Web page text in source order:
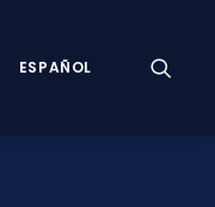
ESPAÑOL